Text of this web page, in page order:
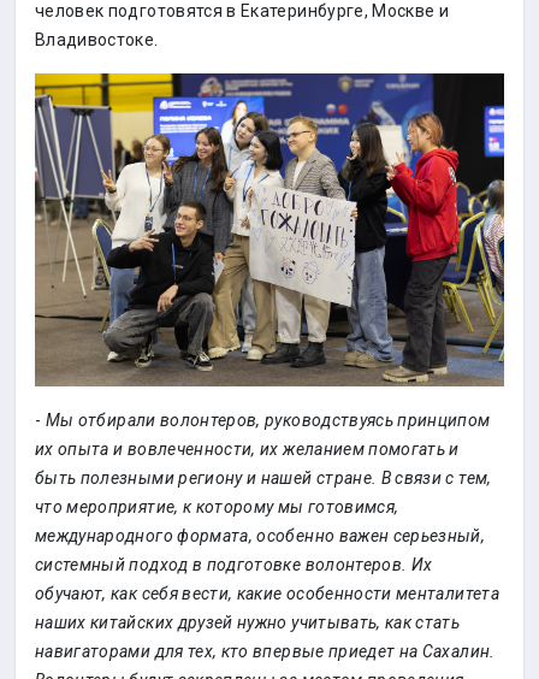
человек подготовятся в Екатеринбурге, Москве и
Владивостоке.
- Мы отбирали волонтеров, руководствуясь принципом
их опыта и вовлеченности, их желанием помогать и
быть полезными региону и нашей стране. В связи с тем,
что мероприятие, к которому мы готовимся,
международного формата, особенно важен серьезный,
системный подход в подготовке волонтеров. Их
обучают, как себя вести, какие особенности менталитета
наших китайских друзей нужно учитывать, как стать
навигаторами для тех, кто впервые приедет на Сахалин.